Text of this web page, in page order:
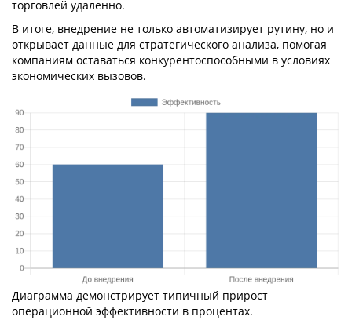
торговлей удаленно.
В итоге, внедрение не только автоматизирует рутину, но и
открывает данные для стратегического анализа, помогая
компаниям оставаться конкурентоспособными в условиях
экономических вызовов.
Диаграмма демонстрирует типичный прирост
операционной эффективности в процентах.